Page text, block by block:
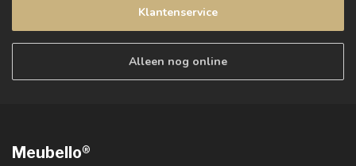
Klantenservice
Alleen nog online
Meubello®